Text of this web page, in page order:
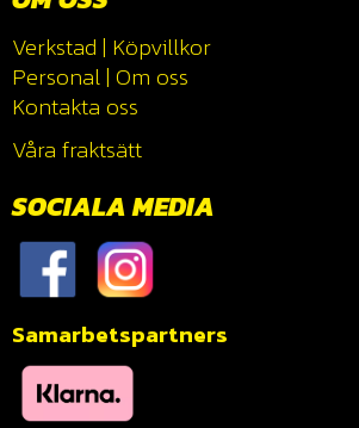
Verkstad | Köpvillkor
Personal| Om oss
Kontakta oss
Våra fraktsätt
SOCIALA MEDIA
Samarbetspartners